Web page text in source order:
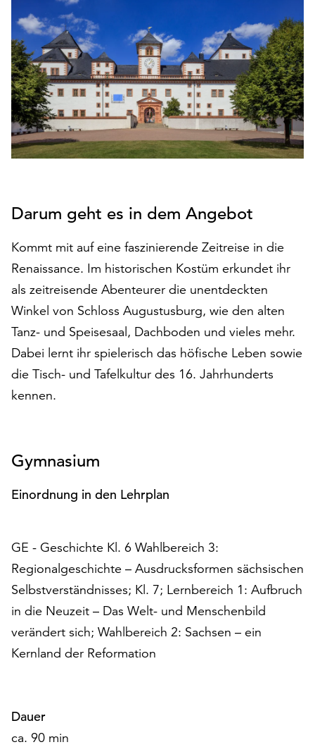
den
Betrieb
der
Seite
notwendig
sind
(funktionale
Cookies),
sowie
solche,
zu
anonymen
Statistikzwecken
genutzt
werden.
Klicken
Sie
auf
„Alle
akzeptieren“,
um
alle
Sie
Ihr
ändern
und
widerrufen.
Dafür
steht
am
Ende
Schaltfläche
„Cookie-
Darum geht es in dem Angebot
Kommt mit auf eine faszinierende Zeitreise in die
Renaissance. Im historischen Kostüm erkundet ihr
als zeitreisende Abenteurer die unentdeckten
Winkel von Schloss Augustusburg, wie den alten
Tanz- und Speisesaal, Dachboden und vieles mehr.
Dabei lernt ihr spielerisch das höfische Leben sowie
die Tisch- und Tafelkultur des 16. Jahrhunderts
kennen.
Gymnasium
Einordnung in den Lehrplan
GE - Geschichte Kl. 6 Wahlbereich 3:
Regionalgeschichte – Ausdrucksformen sächsischen
Selbstverständnisses; Kl. 7; Lernbereich 1: Aufbruch
in die Neuzeit – Das Welt- und Menschenbild
verändert sich; Wahlbereich 2: Sachsen – ein
Kernland der Reformation
Dauer
ca. 90 min